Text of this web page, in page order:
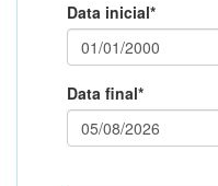
Data inicial*
Data final*